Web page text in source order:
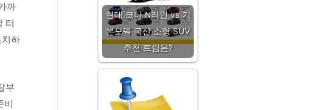
까
터
하
부
비
현대 코나 N라인 vs 기
본모델 국산 소형 SUV
추천 트림은?